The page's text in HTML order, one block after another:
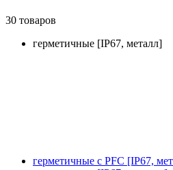
30 товаров
герметичные [IP67, металл]
герметичные с PFC [IP67,